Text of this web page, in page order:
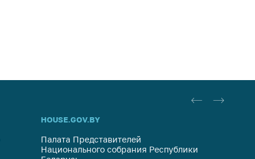
HOUSE.GOV.BY
Палата Представителей
Национального собрания Республики